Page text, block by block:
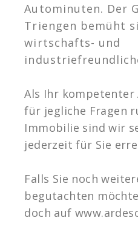
Autominuten. Der
Triengen bemüht
wirtschafts- und
Als Ihr
für jegliche Fragen
Immobilie sind wir
jederzeit für Sie
Falls Sie noch
begutachten
doch auf